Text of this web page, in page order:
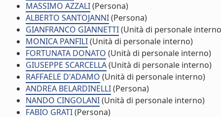
MASSIMO AZZALI(Persona)
ALBERTO SANTOJANNI(Persona)
GIANFRANCO GIANNETTI(Unità di personale
MONICA PANFILI(Unità di personale interno)
FORTUNATA DONATO (Unità di personale interno)
GIUSEPPE SCARCELLA(Unità di personale interno)
RAFFAELE D'ADAMO (Unità di personale interno)
ANDREA BELARDINELLI(Persona)
NANDO CINGOLANI(Unità di personale interno)
FABIO GRATI(Persona)